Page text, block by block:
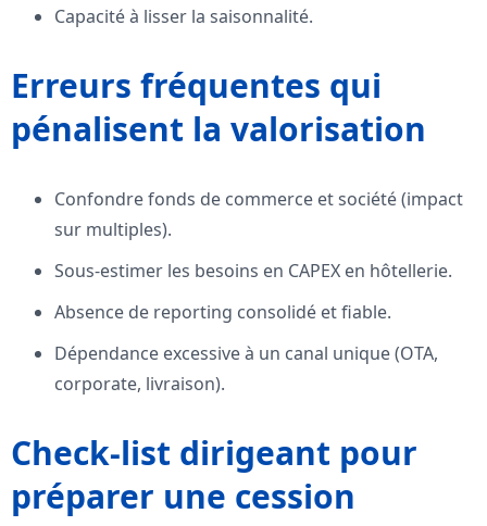
Capacité à lisser la saisonnalité.
Erreurs fréquentes qui
pénalisent la valorisation
Confondre fonds de commerce et société (impact
sur multiples).
Sous-estimer les besoins en CAPEX en hôtellerie.
Absence de reporting consolidé et fiable.
Dépendance excessive à un canal unique (OTA,
corporate, livraison).
Check-list dirigeant pour
préparer une cession